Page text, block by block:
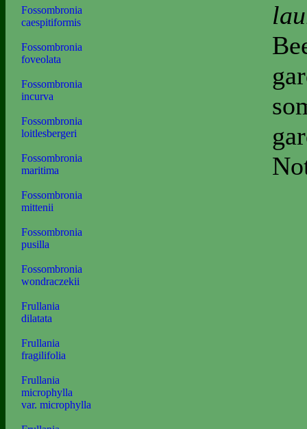
Fossombronia
caespitiformis
Fossombronia
foveolata
Fossombronia
incurva
Fossombronia
loitlesbergeri
Fossombronia
maritima
Fossombronia
mittenii
Fossombronia
pusilla
Fossombronia
wondraczekii
Frullania
dilatata
Frullania
fragilifolia
Frullania
microphylla
var. microphylla